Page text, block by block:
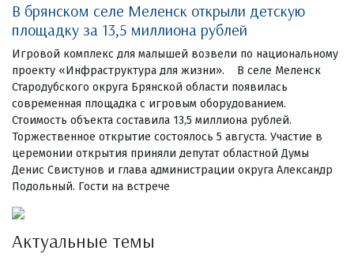
В брянском селе Меленск открыли детскую
площадку за 13,5 миллиона рублей
Игровой комплекс для малышей возвели по национальному
проекту «Инфраструктура для жизни». В селе Меленск
Стародубского округа Брянской области появилась
современная площадка с игровым оборудованием.
Стоимость объекта составила 13,5 миллиона рублей.
Торжественное открытие состоялось 5 августа. Участие в
церемонии открытия приняли депутат областной Думы
Денис Свистунов и глава администрации округа Александр
Подольный. Гости на встрече
Актуальные темы